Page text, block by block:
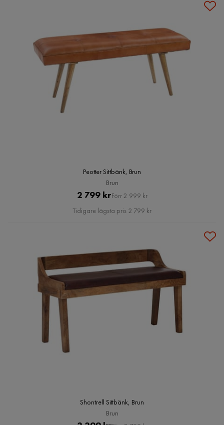
Peotter Sittbänk, Brun
Brun
Pris
2 799 krOriginal
Pris
Förr 2 999 kr
Tidigare lägsta pris 2 799 kr
Shontrell Sittbänk, Brun
Brun